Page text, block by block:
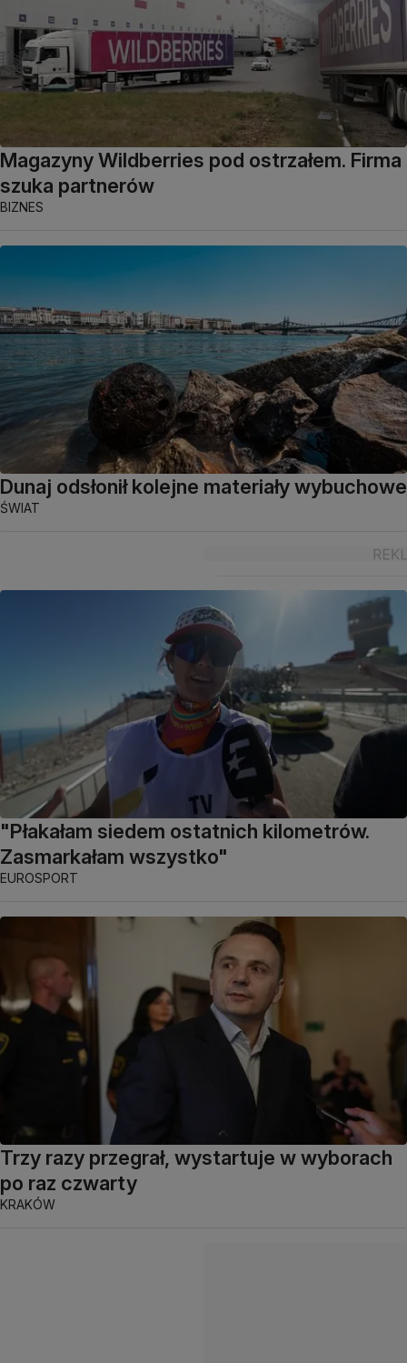
Magazyny Wildberries pod ostrzałem. Firma
szuka partnerów
BIZNES
Dunaj odsłonił kolejne materiały wybuchowe
ŚWIAT
"Płakałam siedem ostatnich kilometrów.
Zasmarkałam wszystko"
EUROSPORT
Trzy razy przegrał, wystartuje w wyborach
po raz czwarty
KRAKÓW